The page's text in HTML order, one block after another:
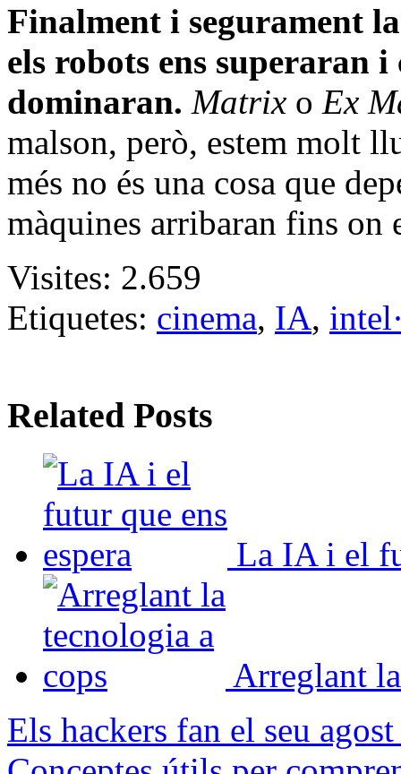
Finalment i segurament
els robots ens superaran i
dominaran. Matrix o Ex
malson, però, estem molt
més no és una cosa que
màquines arribaran fins on
Visites: 2.659
Etiquetes: cinema, IA,
Related Posts
La IA i el
Arreglant
Els hackers fan el seu